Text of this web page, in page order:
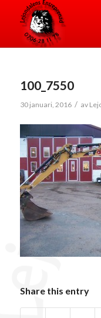
100_7550
30 januari, 2016 / av
Share this entry